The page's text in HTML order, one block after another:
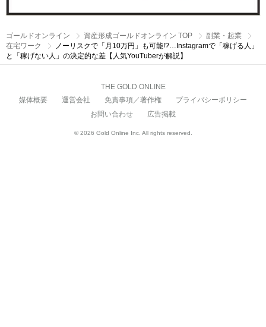
ゴールドオンライン 資産形成ゴールドオンライン TOP
副業・起業
在宅ワーク
ノーリスクで「月10万円」も可能!?…Instagramで「稼げる人」
と「稼げない人」の決定的な差【人気YouTuberが解説】
THE GOLD ONLINE
媒体概要
運営会社 免責事項／著作権
プライバシーポリシー
お問い合わせ
広告掲載
© 2026 Gold Online Inc. All rights reserved.